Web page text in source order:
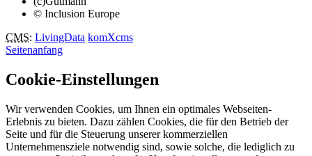
© Inclusion Europe
CMS: LivingData komXcms
Seitenanfang
Cookie-Einstellungen
Wir verwenden Cookies, um Ihnen ein optimales Webseiten-
Erlebnis zu bieten. Dazu zählen Cookies, die für den Betrieb der
Seite und für die Steuerung unserer kommerziellen
Unternehmensziele notwendig sind, sowie solche, die lediglich zu